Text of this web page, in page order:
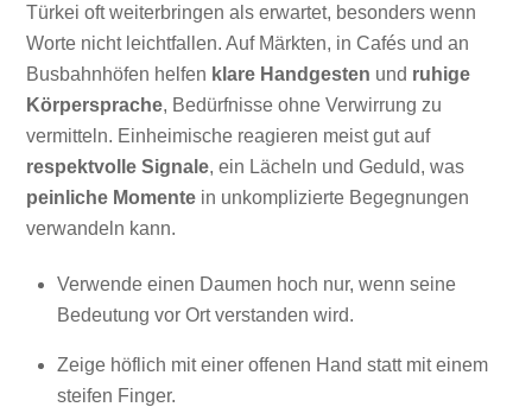
Türkei oft weiterbringen als erwartet, besonders wenn
Worte nicht leichtfallen. Auf Märkten, in Cafés und an
Busbahnhöfen helfen klare Handgesten und ruhige
Körpersprache, Bedürfnisse ohne Verwirrung zu
vermitteln. Einheimische reagieren meist gut auf
respektvolle Signale, ein Lächeln und Geduld, was
peinliche Momente in unkomplizierte Begegnungen
verwandeln kann.
Verwende einen Daumen hoch nur, wenn seine
Bedeutung vor Ort verstanden wird.
Zeige höflich mit einer offenen Hand statt mit einem
steifen Finger.